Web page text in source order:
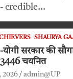
credible…
SHAURYA
सरकार की
चयनित
2026 admin@UP